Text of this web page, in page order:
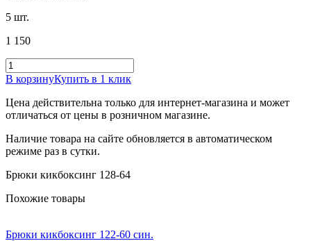
5 шт.
1 150
В корзинуКупить в 1 клик
Цена действительна только для интернет-магазина и может
отличаться от цены в розничном магазине.
Наличие товара на сайте обновляется в автоматическом
режиме раз в сутки.
Брюки кикбоксинг 128-64
Похожие товары
Брюки кикбоксинг 122-60 син.